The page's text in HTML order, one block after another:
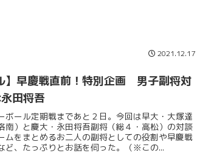
2021.12.17
】早慶戦直前！特別企画 男子副将対
田将吾
ボール定期戦まであと２日。今回は早大・大塚達
南）と慶大・永田将吾副将（総４・高松）の対談
ムをまとめるお二人の副将としての役割や早慶戦
ど、たっぷりとお話を伺った。（※この...